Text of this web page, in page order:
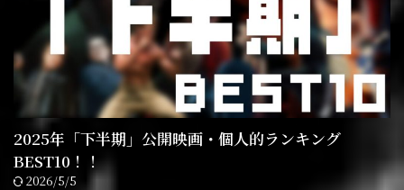
2025年「下半期」公開映画・個人的ランキング
BEST10！！
2026/5/5